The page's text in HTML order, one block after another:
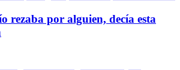
rezaba por alguien, decía esta